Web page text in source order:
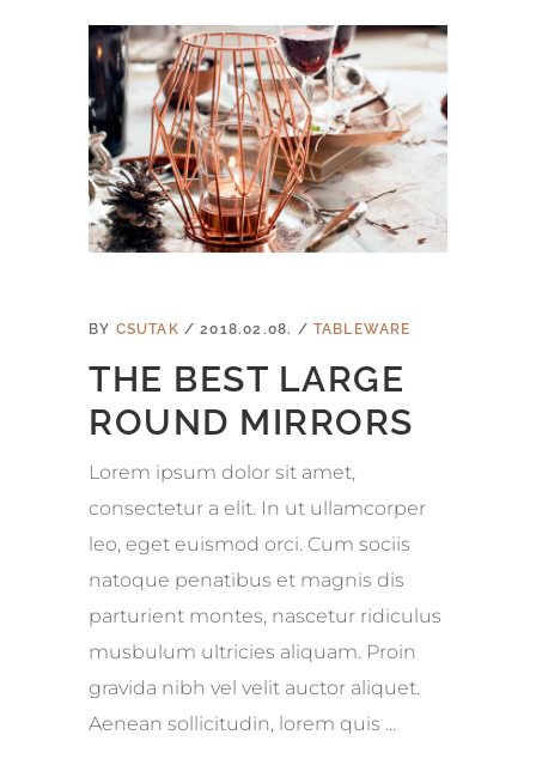
BY CSUTAK 2018.02.08. TABLEWARE
THE BEST LARGE
ROUND MIRRORS
Lorem ipsum dolor sit amet,
consectetur a elit. In ut ullamcorper
leo, eget euismod orci. Cum sociis
natoque penatibus et magnis dis
parturient montes, nascetur ridiculus
musbulum ultricies aliquam. Proin
gravida nibh vel velit auctor aliquet.
Aenean sollicitudin, lorem quis